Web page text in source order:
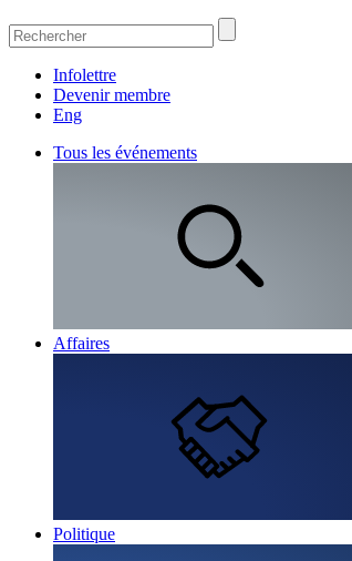
Infolettre
Devenir membre
Eng
Tous les événements
Affaires
Politique